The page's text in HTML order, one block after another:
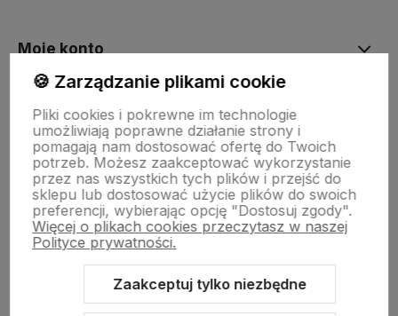
Moje konto
Płatności i dostawa
O nas
PRODUCENCI
🍪 Zarządzanie plikami cookie
Pliki cookies i pokrewne im technologie
umożliwiają poprawne działanie strony i
pomagają nam dostosować ofertę do Twoich
potrzeb. Możesz zaakceptować wykorzystanie
przez nas wszystkich tych plików i przejść do
sklepu lub dostosować użycie plików do swoich
preferencji, wybierając opcję "Dostosuj zgody".
Więcej o plikach cookies przeczytasz w naszej
Polityce prywatności.
Zaakceptuj tylko niezbędne